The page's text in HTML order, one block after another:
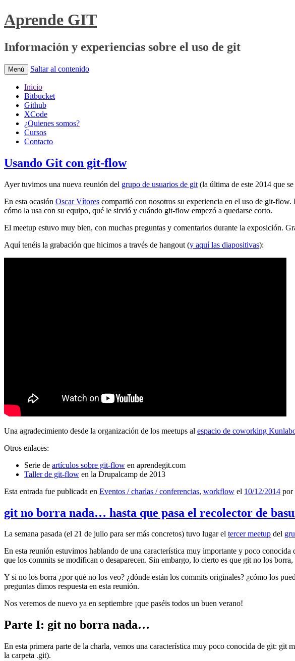
Aprende GIT
Información y experiencias sobre el uso de git
Menú Saltar al contenido
Inicio
Bitbucket
Github
XCode
¿Quienes somos?
Cursos
Contacto
Usando Git con git-flow
Ayer tuvimos una nueva reunión del grupo de usuarios de git (la última de este 2014 que se
En esta ocasión Oscar Vítores compartió con nosotros su experiencia en el uso de git-
cómo la usa con su equipo, qué le sirvió y cuándo git-flow empezó a quedarse corto.
El meetup estuvo muy bien, con muchas preguntas y comentarios durante la exposición.
Aquí tenéis la grabación que hicimos a través de hangout (y aquí las diapositivas):
Una agradecimiento desde la organización de los meetups al espacio de coworking
Otros enlaces:
Serie de artículos sobre git-flow en aprendegit.com
Taller de git-flow en la Drupalcamp de 2013
Esta entrada fue publicada en Eventos / charlas / conferencias, workflow el 10/12/2014 por
git no borra nada… hasta que pasa el recolector de
La semana pasada (el 21 de julio para ser más concretos) tuvo lugar el tercer meetup del
En esta reunión estuvimos hablando de una característica muy importante y poco
que los commits se modifican o desaparecen. Sin embargo, lo cierto es que git no los
Y si no los borra ¿por qué no los veo? ¿dónde están los commits originales? ¿cómo los
preguntas dimos respuesta en esta reunión.
Nos veremos de nuevo ya en septiembre ¡que paséis todos un buen verano!
Parte I: git no borra nada…
En esta primera parte de la charla, vemos una característica muy poco conocida de git: git
la carpeta .git).